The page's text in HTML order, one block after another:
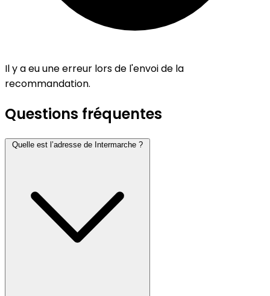
Il y a eu une erreur lors de l'envoi de la
recommandation.
Questions fréquentes
Quelle est l’adresse de Intermarche ?